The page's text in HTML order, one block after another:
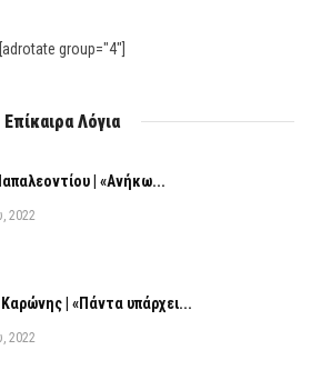
[adrotate group="4"]
Επίκαιρα Λόγια
| «Ανήκω...
2022
Καρώνης | «Πάντα υπάρχει...
2022